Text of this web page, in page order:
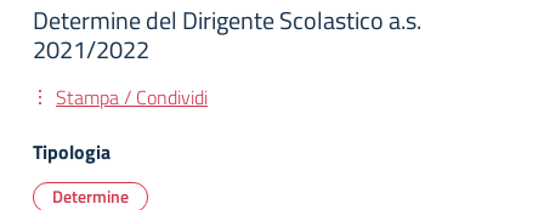
Determine del Dirigente Scolastico a.s.
2021/2022
Stampa / Condividi
Tipologia
Determine